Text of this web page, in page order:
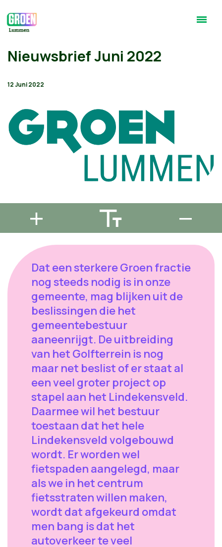
Nieuwsbrief Juni 2022
12 Juni 2022
Dat een sterkere Groen fractie
nog steeds nodig is in onze
gemeente, mag blijken uit de
beslissingen die het
gemeentebestuur
aaneenrijgt. De uitbreiding
van het Golfterrein is nog
maar net beslist of er staat al
een veel groter project op
stapel aan het Lindekensveld.
Daarmee wil het bestuur
toestaan dat het hele
Lindekensveld volgebouwd
wordt. Er worden wel
fietspaden aangelegd, maar
als we in het centrum
fietsstraten willen maken,
wordt dat afgekeurd omdat
men bang is dat het
autoverkeer te veel